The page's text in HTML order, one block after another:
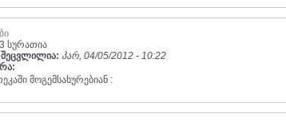
სურათია
შეცვლილია: პარ, 04/05/2012 - 10:22
მოგემსახურებიან :